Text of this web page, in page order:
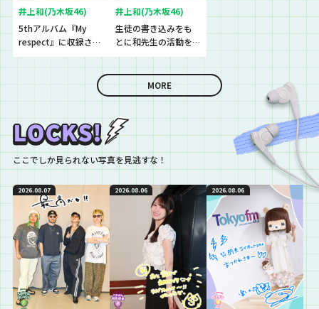
井上和(乃木坂46)
5thアルバム『My
respect』に収録され
ている5期生楽曲
井上和(乃木坂46)
生徒の書き込みをも
とに和先生の活動を
振り返り！
MORE
ここでしか見られない写真を見逃すな！
2026.08.07 2026.08.06 2026.08.06